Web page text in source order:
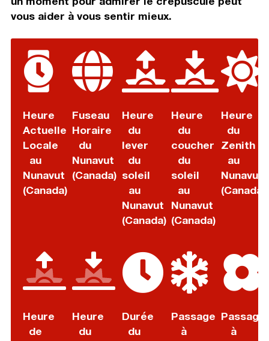
vous aider à vous sentir mieux.
Heure
Actuelle
Locale
au
Nunavut
(Canada)
Fuseau
Horaire
du
Nunavut
(Canada)
Heure
du
lever
du
soleil
au
Nunavut
(Canada)
Heure
du
coucher
du
soleil
au
Nunavut
(Canada)
Heure
du
Zenith
au
Nunavut
(Canada)
Heure
de
Heure
du
Durée
du
Passage
à
Passage
à